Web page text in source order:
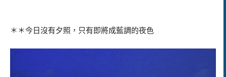
＊＊今日沒有夕照，只有即將成藍調的夜色